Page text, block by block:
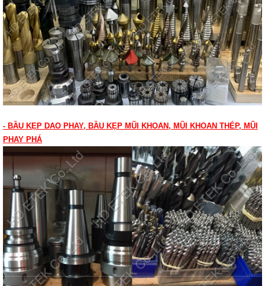
- BẦU KẸP DAO PHAY, BẦU KẸP MŨI KHOAN, MŨI KHOAN THÉP, MŨI
PHAY PHÁ